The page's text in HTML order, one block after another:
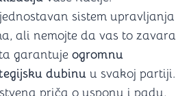
sistem upravljanja
ali nemojte da vas to zavara
garantuje ogromnu
dubinu u svakoj partiji.
priča o usponu i padu,